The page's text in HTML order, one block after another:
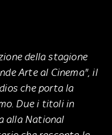
della stagione
Arte al Cinema", il
che porta la
Due i titoli in
alla National